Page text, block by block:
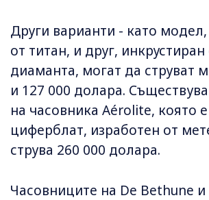
Други варианти - като
от титан, и друг, инкрустиран
диаманта, могат да струват
и 127 000 долара.
на часовника Aérolite, която
циферблат, изработен от
струва 260 000 долара.
Часовниците на De Bethune